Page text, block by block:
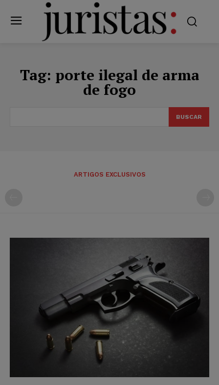
Tag: porte ilegal de arma
de fogo
BUSCAR
ARTIGOS EXCLUSIVOS